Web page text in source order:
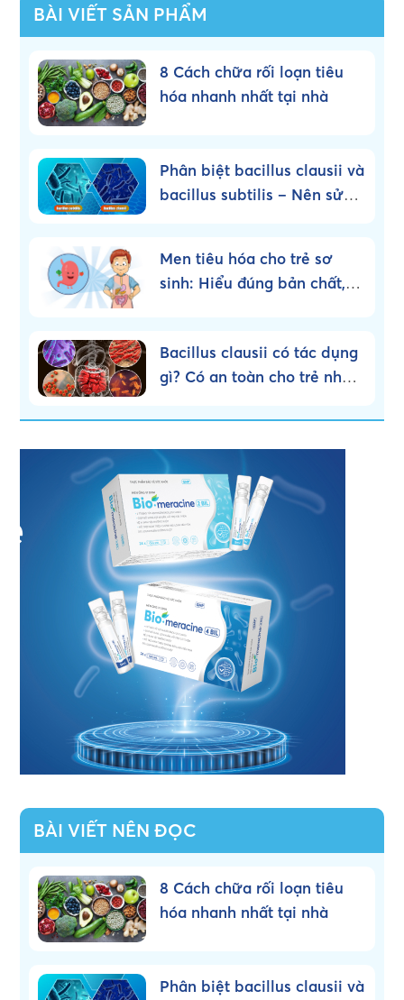
BÀI VIẾT SẢN PHẨM
8 Cách chữa rối loạn tiêu
hóa nhanh nhất tại nhà
Phân biệt bacillus clausii và
bacillus subtilis – Nên sử
Men tiêu hóa cho trẻ sơ
sinh: Hiểu đúng bản chất,
Bacillus clausii có tác dụng
gì? Có an toàn cho trẻ nhỏ
BÀI VIẾT NÊN ĐỌC
8 Cách chữa rối loạn tiêu
hóa nhanh nhất tại nhà
Phân biệt bacillus clausii và